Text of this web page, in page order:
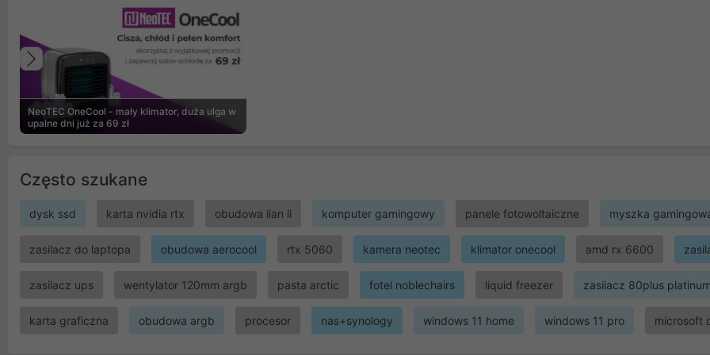
NeoTEC OneCool - mały klimator, duża ulga w
upalne dni już za 69 zł
Poprzedni
Często szukane
dysk ssd karta nvidia rtx obudowa lian li komputer gamingowy panele fotowoltaiczne myszka
zasilacz do laptopa obudowa aerocool rtx 5060 kamera neotec klimator onecool amd rx 6600
zasilacz ups wentylator 120mm argb pasta arctic fotel noblechairs liquid freezer zasilacz 80plus platinum
karta graficzna obudowa argb procesor nas+synology windows 11 home windows 11 pro microsoft